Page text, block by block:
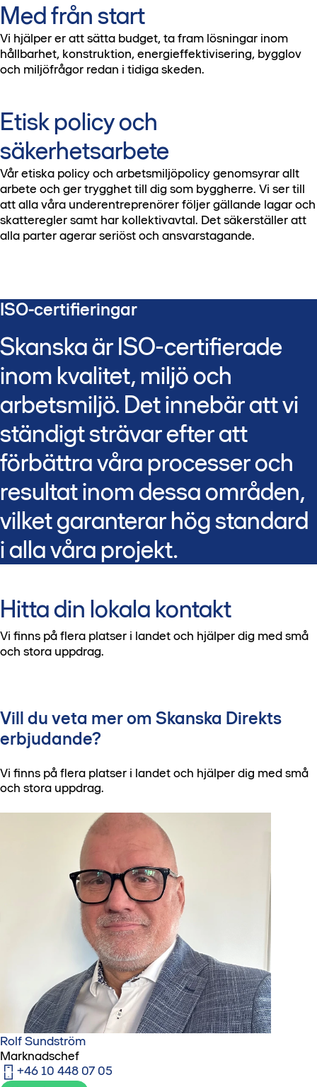
Med från start
Vi hjälper er att sätta budget, ta fram lösningar inom
hållbarhet, konstruktion, energieffektivisering, bygglov
och miljöfrågor redan i tidiga skeden.
Etisk policy och
säkerhetsarbete
Vår etiska policy och arbetsmiljöpolicy genomsyrar allt
arbete och ger trygghet till dig som byggherre. Vi ser till
att alla våra underentreprenörer följer gällande lagar och
skatteregler samt har kollektivavtal. Det säkerställer att
alla parter agerar seriöst och ansvarstagande.
ISO-certifieringar
Skanska är ISO-certifierade
inom kvalitet, miljö och
arbetsmiljö. Det innebär att vi
ständigt strävar efter att
förbättra våra processer och
resultat inom dessa områden,
vilket garanterar hög standard
i alla våra projekt.
Hitta din lokala kontakt
Vi finns på flera platser i landet och hjälper dig med små
och stora uppdrag.
Vill du veta mer om Skanska Direkts
erbjudande?
Vi finns på flera platser i landet och hjälper dig med små
och stora uppdrag.
Rolf Sundström
Marknadschef
+46 10 448 07 05